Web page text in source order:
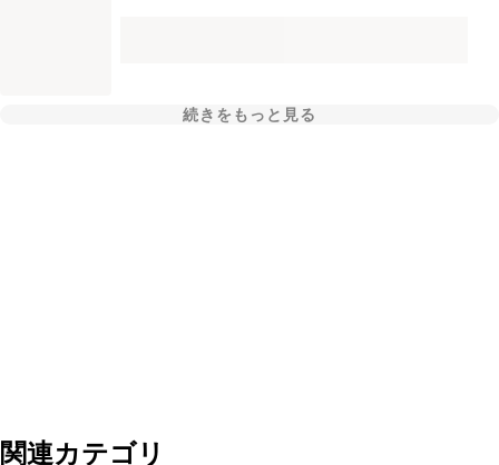
続きをもっと見る
関連カテゴリ